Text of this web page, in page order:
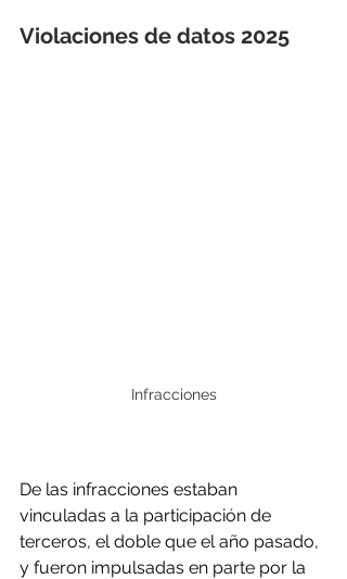
Violaciones de datos 2025
Infracciones
De las infracciones estaban
vinculadas a la participación de
terceros, el doble que el año pasado,
y fueron impulsadas en parte por la